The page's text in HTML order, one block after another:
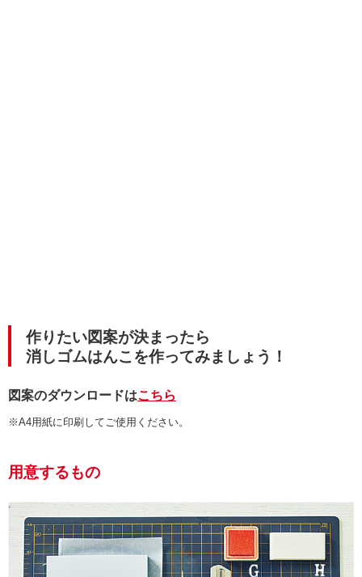
作りたい図案が決まったら
消しゴムはんこを作ってみましょう！
図案のダウンロードはこちら
※A4用紙に印刷してご使用ください。
用意するもの